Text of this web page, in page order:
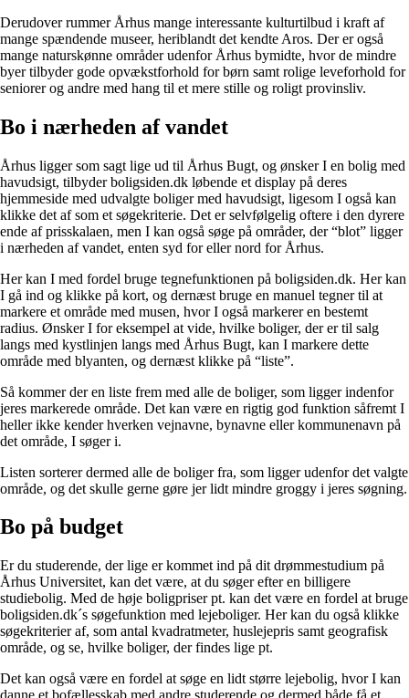
Derudover rummer Århus mange interessante kulturtilbud i kraft af
mange spændende museer, heriblandt det kendte Aros. Der er også
mange naturskønne områder udenfor Århus bymidte, hvor de mindre
byer tilbyder gode opvækstforhold for børn samt rolige leveforhold for
seniorer og andre med hang til et mere stille og roligt provinsliv.
Bo i nærheden af vandet
Århus ligger som sagt lige ud til Århus Bugt, og ønsker I en bolig med
havudsigt, tilbyder boligsiden.dk løbende et display på deres
hjemmeside med udvalgte boliger med havudsigt, ligesom I også kan
klikke det af som et søgekriterie. Det er selvfølgelig oftere i den dyrere
ende af prisskalaen, men I kan også søge på områder, der “blot” ligger
i nærheden af vandet, enten syd for eller nord for Århus.
Her kan I med fordel bruge tegnefunktionen på boligsiden.dk. Her kan
I gå ind og klikke på kort, og dernæst bruge en manuel tegner til at
markere et område med musen, hvor I også markerer en bestemt
radius. Ønsker I for eksempel at vide, hvilke boliger, der er til salg
langs med kystlinjen langs med Århus Bugt, kan I markere dette
område med blyanten, og dernæst klikke på “liste”.
Så kommer der en liste frem med alle de boliger, som ligger indenfor
jeres markerede område. Det kan være en rigtig god funktion såfremt I
heller ikke kender hverken vejnavne, bynavne eller kommunenavn på
det område, I søger i.
Listen sorterer dermed alle de boliger fra, som ligger udenfor det valgte
område, og det skulle gerne gøre jer lidt mindre groggy i jeres søgning.
Bo på budget
Er du studerende, der lige er kommet ind på dit drømmestudium på
Århus Universitet, kan det være, at du søger efter en billigere
studiebolig. Med de høje boligpriser pt. kan det være en fordel at bruge
boligsiden.dk´s søgefunktion med lejeboliger. Her kan du også klikke
søgekriterier af, som antal kvadratmeter, huslejepris samt geografisk
område, og se, hvilke boliger, der findes lige pt.
Det kan også være en fordel at søge en lidt større lejebolig, hvor I kan